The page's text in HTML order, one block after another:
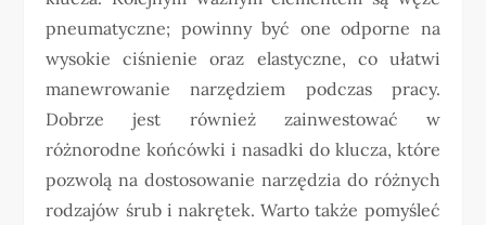
pneumatyczne; powinny być one odporne na
wysokie ciśnienie oraz elastyczne, co ułatwi
manewrowanie narzędziem podczas pracy.
Dobrze jest również zainwestować w
różnorodne końcówki i nasadki do klucza, które
pozwolą na dostosowanie narzędzia do różnych
rodzajów śrub i nakrętek. Warto także pomyśleć